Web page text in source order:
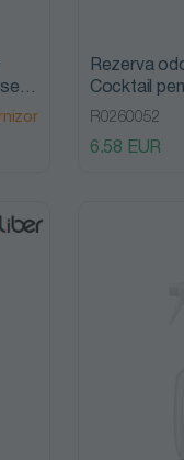
decalcifianți
dezinfectanți
Rezerva
Cocktail
Microburst
R0260052
6.58 EUR